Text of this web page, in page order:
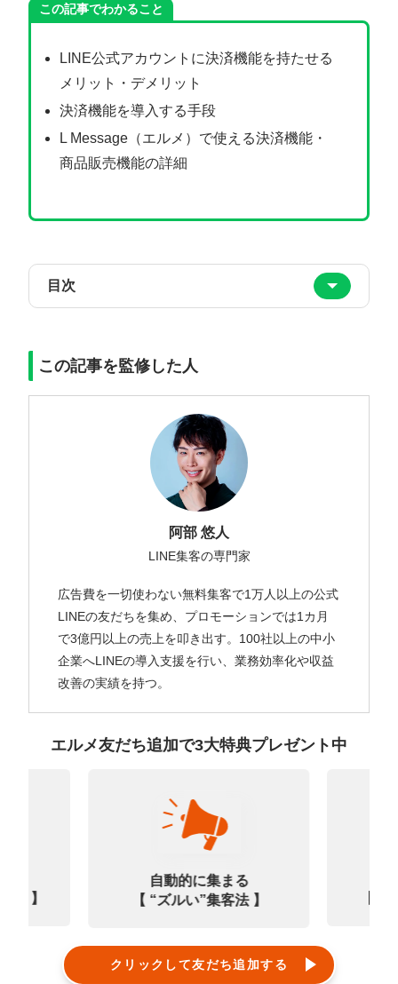
この記事でわかること
LINE公式アカウントに決済機能を持たせる
メリット・デメリット
決済機能を導入する手段
L Message（エルメ）で使える決済機能・
商品販売機能の詳細
目次
この記事を監修した人
阿部 悠人
LINE集客の専門家
広告費を一切使わない無料集客で1万人以上の公式
LINEの友だちを集め、プロモーションでは1カ月
で3億円以上の売上を叩き出す。100社以上の中小
企業へLINEの導入支援を行い、業務効率化や収益
改善の実績を持つ。
エルメ友だち追加で3大特典プレゼント中
選 】
自動的に集まる
【 “ズルい”集客法 】
クリックして友だち追加する